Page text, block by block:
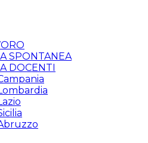
SPONTANEA
DOCENTI